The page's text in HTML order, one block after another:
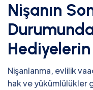
Nişanın
Nişanlanma, evlilik
hak ve yükümlülükler